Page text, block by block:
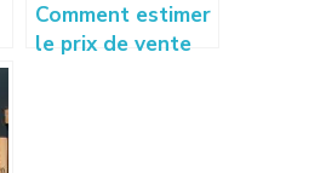
Comment estimer
le prix de vente